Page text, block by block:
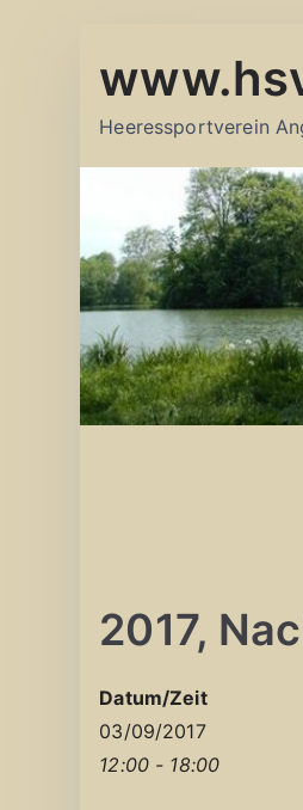
Inhalt
Heeressportverein
2017,
Datum/Zeit
03/09/2017
12:00 - 18:00